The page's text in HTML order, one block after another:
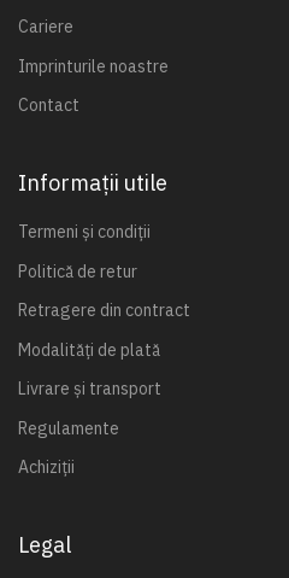
Cariere
Imprinturile noastre
Contact
Informații utile
Termeni și condiții
Politică de retur
Retragere din contract
Modalități de plată
Livrare și transport
Regulamente
Achiziții
Legal